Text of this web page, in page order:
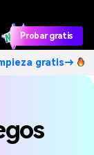
Probar gratis
gratis→